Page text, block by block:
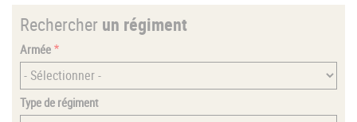
Rechercher un régiment
Armée
Type de régiment